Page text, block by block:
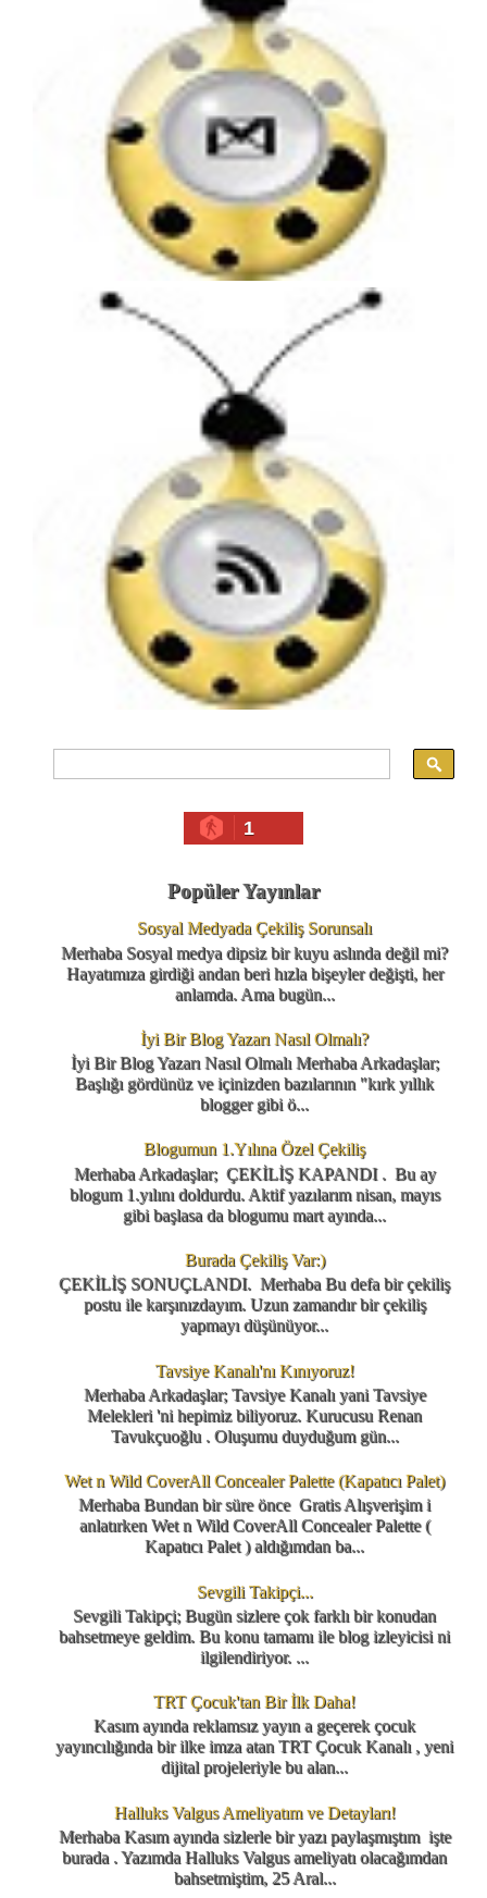
1
Popüler Yayınlar
Sosyal Medyada Çekiliş Sorunsalı
Merhaba Sosyal medya dipsiz bir kuyu aslında değil mi?
Hayatımıza girdiği andan beri hızla bişeyler değişti, her
anlamda. Ama bugün...
İyi Bir Blog Yazarı Nasıl Olmalı?
İyi Bir Blog Yazarı Nasıl Olmalı Merhaba Arkadaşlar;
Başlığı gördünüz ve içinizden bazılarının "kırk yıllık
blogger gibi ö...
Blogumun 1.Yılına Özel Çekiliş
Merhaba Arkadaşlar; ÇEKİLİŞ KAPANDI . Bu ay
blogum 1.yılını doldurdu. Aktif yazılarım nisan, mayıs
gibi başlasa da blogumu mart ayında...
Burada Çekiliş Var:)
ÇEKİLİŞ SONUÇLANDI. Merhaba Bu defa bir çekiliş
postu ile karşınızdayım. Uzun zamandır bir çekiliş
yapmayı düşünüyor...
Tavsiye Kanalı'nı Kınıyoruz!
Merhaba Arkadaşlar; Tavsiye Kanalı yani Tavsiye
Melekleri 'ni hepimiz biliyoruz. Kurucusu Renan
Tavukçuoğlu . Oluşumu duyduğum gün...
Wet n Wild CoverAll Concealer Palette (Kapatıcı Palet)
Merhaba Bundan bir süre önce Gratis Alışverişim i
anlatırken Wet n Wild CoverAll Concealer Palette (
Kapatıcı Palet ) aldığımdan ba...
Sevgili Takipçi...
Sevgili Takipçi; Bugün sizlere çok farklı bir konudan
bahsetmeye geldim. Bu konu tamamı ile blog izleyicisi ni
ilgilendiriyor. ...
TRT Çocuk'tan Bir İlk Daha!
Kasım ayında reklamsız yayın a geçerek çocuk
yayıncılığında bir ilke imza atan TRT Çocuk Kanalı , yeni
dijital projeleriyle bu alan...
Halluks Valgus Ameliyatım ve Detayları!
Merhaba Kasım ayında sizlerle bir yazı paylaşmıştım işte
burada . Yazımda Halluks Valgus ameliyatı olacağımdan
bahsetmiştim, 25 Aral...